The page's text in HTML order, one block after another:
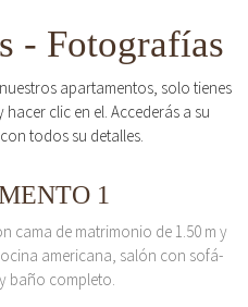
- Fotografías
apartamentos, solo tienes
clic en el. Accederás a su
todos su detalles.
1
cama de matrimonio de 1.50 m y
americana, salón con sofá-
baño completo.